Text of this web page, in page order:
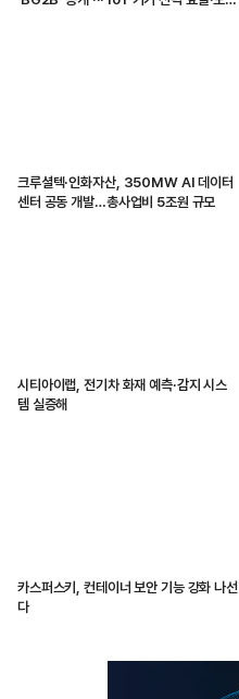
크루셜텍·인화자산, 350MW AI 데이터
센터 공동 개발…총사업비 5조원 규모
시티아이랩, 전기차 화재 예측·감지 시스
템 실증해
카스퍼스키, 컨테이너 보안 기능 강화 나선
다